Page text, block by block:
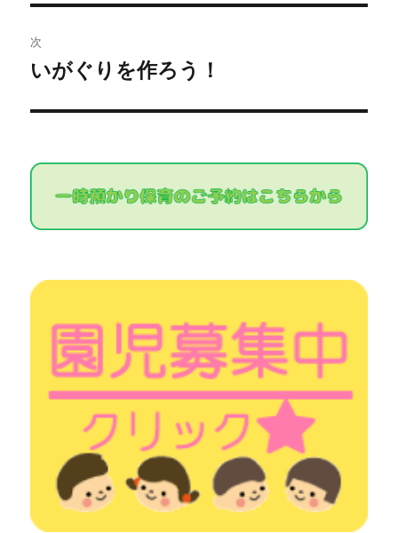
ビ
ゲ
ー
ョ
ン
の
投
稿:
次
次
投
いがぐりを作ろう！